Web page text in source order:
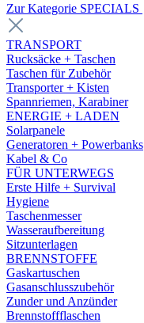
Zur Kategorie SPECIALS
TRANSPORT
Rucksäcke + Taschen
Taschen für Zubehör
Transporter + Kisten
Spannriemen, Karabiner
ENERGIE + LADEN
Solarpanele
Generatoren + Powerbanks
Kabel & Co
FÜR UNTERWEGS
Erste Hilfe + Survival
Hygiene
Taschenmesser
Wasseraufbereitung
Sitzunterlagen
BRENNSTOFFE
Gaskartuschen
Gasanschlusszubehör
Zunder und Anzünder
Brennstoffflaschen